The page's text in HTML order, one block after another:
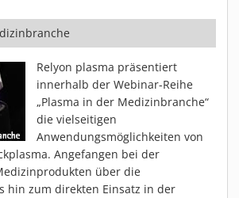
Relyon plasma präsentiert
innerhalb der Webinar-Reihe
„Plasma in der Medizinbranche“
die vielseitigen
Anwendungsmöglichkeiten von
Angefangen bei der
über die
hin zum direkten Einsatz in der